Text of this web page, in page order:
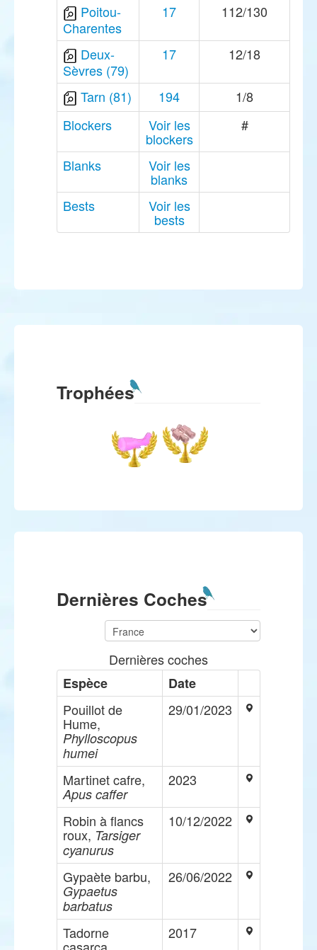
Poitou-
Charentes
17 112/130
Deux-
Sèvres (79)
17 12/18
Tarn (81) 194
1/8
Blockers
Voir les
blockers
#
Blanks Voir les
blanks
Bests
Voir les
bests
Trophées
Dernières Coches
Dernières coches
Espèce
Date
Pouillot de
Hume,
Phylloscopus
humei
29/01/2023
Martinet cafre,
Apus caffer
2023
Robin à flancs
roux, Tarsiger
cyanurus
10/12/2022
Gypaète barbu,
Gypaetus
barbatus
26/06/2022
Tadorne 2017